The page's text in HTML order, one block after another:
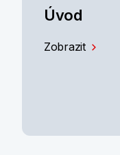
Úvod
Zobrazit